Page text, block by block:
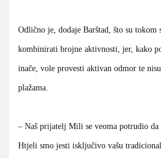
Odlično je, dodaje Barštad, što su
kombinirati brojne aktivnosti, jer, kako
inače, vole provesti aktivan odmor te
plažama.
– Naš prijatelj Mili se veoma potrudio da
Htjeli smo jesti isključivo vašu